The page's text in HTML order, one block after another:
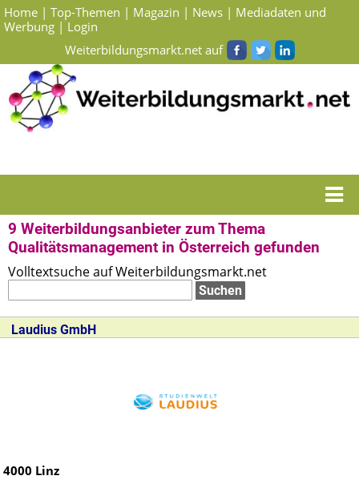
Home | Top-Themen | Magazin | News | Mediadaten und
Werbung | Login
Weiterbildungsmarkt.net auf
9 Weiterbildungsanbieter zum Thema
Qualitätsmanagement in Österreich gefunden
Volltextsuche auf Weiterbildungsmarkt.net
Laudius GmbH
4000 Linz